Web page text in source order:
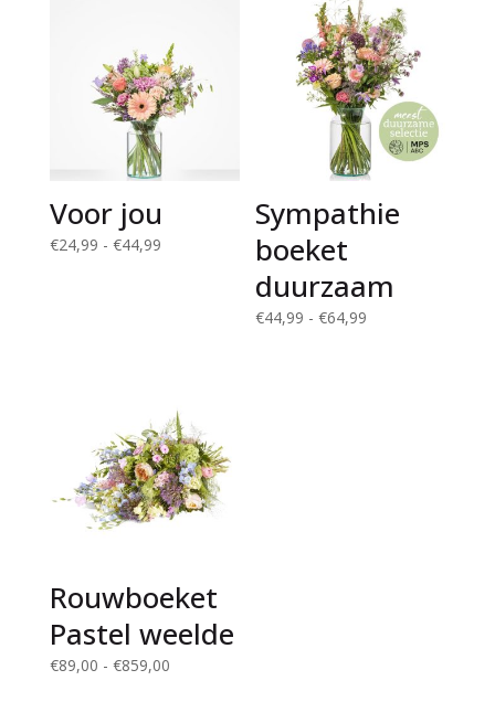
Voor jou
€24,99 - €44,99Prijsklasse:
Sympathie
boeket
duurzaam
€44,99 - €64,99
Rouwboeket
Pastel weelde
€89,00 - €859,00Prijsklasse: